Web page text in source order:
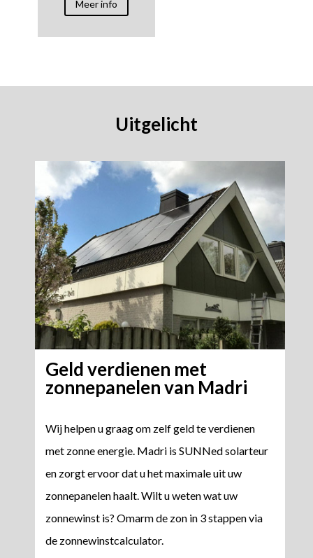
Meer info
Uitgelicht
Geld verdienen met
zonnepanelen van Madri
Wij helpen u graag om zelf geld te verdienen
met zonne energie. Madri is SUNNed solarteur
en zorgt ervoor dat u het maximale uit uw
zonnepanelen haalt. Wilt u weten wat uw
zonnewinst is? Omarm de zon in 3 stappen via
de zonnewinstcalculator.